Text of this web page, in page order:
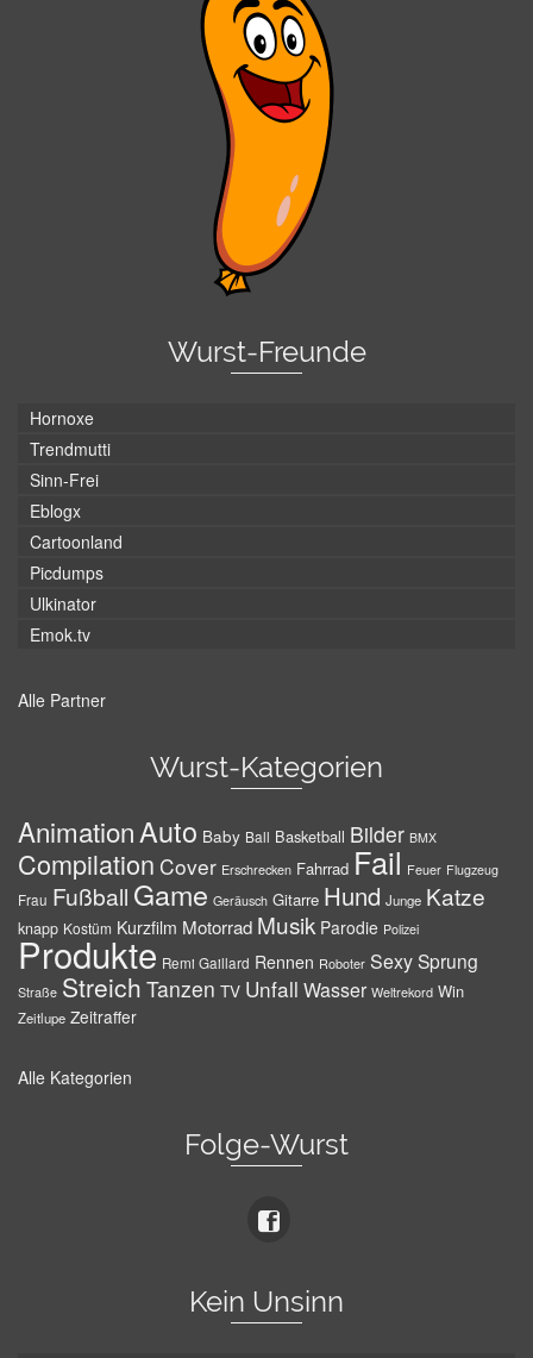
Wurst-Freunde
Hornoxe
Trendmutti
Sinn-Frei
Eblogx
Cartoonland
Picdumps
Ulkinator
Emok.tv
Alle Partner
Wurst-Kategorien
AnimationAuto Baby Ball Basketball Bilder BMX
Compilation Cover Erschrecken Fahrrad Fail Feuer Flugzeug
Frau Fußball Game Geräusch Gitarre Hund Junge Katze
knapp Kostüm Kurzfilm Motorrad Musik Parodie Polizei
Produkte Remi Gaillard Rennen Roboter SexySprung
Straße Streich Tanzen TV Unfall Wasser Weltrekord Win
Zeitlupe Zeitraffer
Alle Kategorien
Folge-Wurst
Kein Unsinn